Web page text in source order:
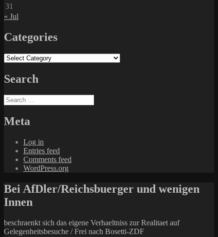
31
« Jul
Categories
Categories
Search
Search
for:
Meta
Log in
Entries feed
Comments feed
WordPress.org
Bei AfDler/Reichsbuerger und wenigen
Innen
beschraenkt sich das eigene Verhaeltniss zur Realitaet auf
Gelegenheitsbesuche / Frei nach Bosetti-ZDF